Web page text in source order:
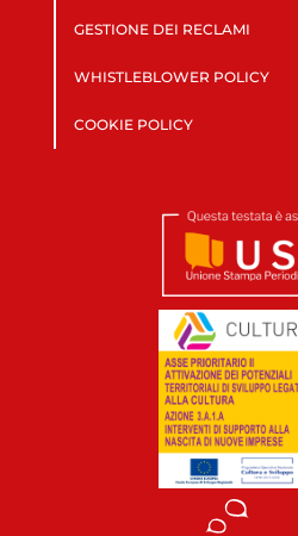
GESTIONE DEI RECLAMI
WHISTLEBLOWER POLICY
COOKIE POLICY